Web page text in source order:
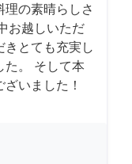
理の素晴らしさ
お越しいただ
きとても充実し
た。 そして本
いました！